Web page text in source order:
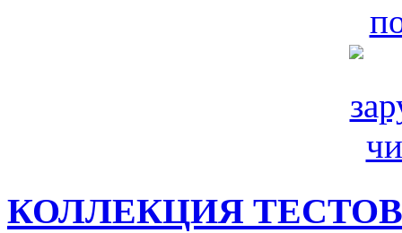
КОЛЛЕКЦИЯ ТЕСТОВ